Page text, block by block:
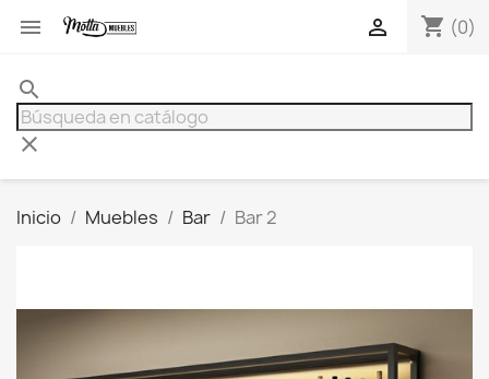
 shopping_cart (0)

search
clear
Inicio Muebles Bar Bar 2